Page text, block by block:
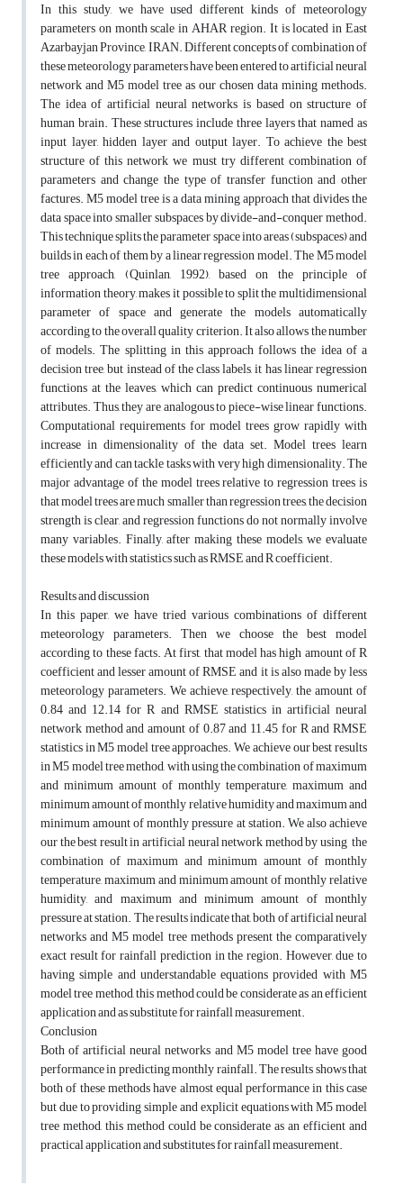
In this study, we have used different kinds of meteorology
parameters on month scale in AHAR region. It is located in East
Azarbayjan Province, IRAN. Different concepts of combination of
these meteorology parameters have been entered to artificial neural
network and M5 model tree as our chosen data mining methods.
The idea of artificial neural networks is based on structure of
human brain. These structures include three layers that named as
input layer, hidden layer and output layer. To achieve the best
structure of this network we must try different combination of
parameters and change the type of transfer function and other
factures. M5 model tree is a data mining approach that divides the
data space into smaller subspaces by divide-and-conquer method.
This technique splits the parameter space into areas (subspaces) and
builds in each of them by a linear regression model. The M5 model
tree approach, (Quinlan, 1992), based on the principle of
information theory, makes it possible to split the multidimensional
parameter of space and generate the models automatically
according to the overall quality criterion. It also allows the number
of models. The splitting in this approach follows the idea of a
decision tree, but instead of the class labels, it has linear regression
functions at the leaves, which can predict continuous numerical
attributes. Thus, they are analogous to piece-wise linear functions.
Computational requirements for model trees grow rapidly with
increase in dimensionality of the data set. Model trees learn
efficiently and can tackle tasks with very high dimensionality. The
major advantage of the model trees relative to regression trees is
that model trees are much smaller than regression trees, the decision
strength is clear, and regression functions do not normally involve
many variables. Finally, after making these models, we evaluate
these models with statistics such as RMSE and R coefficient.
Results and discussion
In this paper, we have tried various combinations of different
meteorology parameters. Then we choose the best model
according to these facts. At first, that model has high amount of R
coefficient and lesser amount of RMSE and it is also made by less
meteorology parameters. We achieve, respectively, the amount of
0.84 and 12.14 for R and RMSE statistics in artificial neural
network method and amount of 0.87 and 11.45 for R and RMSE
statistics in M5 model tree approaches. We achieve our best results
in M5 model tree method, with using the combination of maximum
and minimum amount of monthly temperature, maximum and
minimum amount of monthly relative humidity and maximum and
minimum amount of monthly pressure at station. We also achieve
our the best result in artificial neural network method by using the
combination of maximum and minimum amount of monthly
temperature, maximum and minimum amount of monthly relative
humidity, and maximum and minimum amount of monthly
pressure at station. The results indicate that, both of artificial neural
networks and M5 model tree methods present the comparatively
exact result for rainfall prediction in the region. However, due to
having simple and understandable equations provided with M5
model tree method, this method could be considerate as an efficient
application and as substitute for rainfall measurement.
Conclusion
Both of artificial neural networks and M5 model tree have good
performance in predicting monthly rainfall. The results shows that
both of these methods have almost equal performance in this case
but due to providing simple and explicit equations with M5 model
tree method, this method could be considerate as an efficient and
practical application and substitutes for rainfall measurement.